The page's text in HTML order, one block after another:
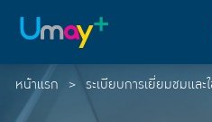
หน้าแรก ระเบียบการเยี่ยมชมและ